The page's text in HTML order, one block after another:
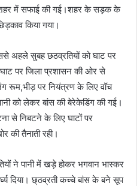
में सफाई की गई।शहर के सड़क के
किया गया।
अहले सुबह छठव्रतियों को घाट पर
पर जिला प्रशासन की ओर से
रूम,भीड़ पर नियंत्रण के लिए वॉच
को लेकर बांस की बेरेकेडिंग की गई।
से निबटने के लिए घाटों पर
की तैनाती रही।
ने पानी में खड़े होकर भगवान भास्कर
दिया। छ्ठव्रती कच्चे बांस के बने सूप